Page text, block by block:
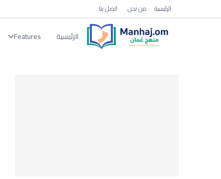
الرئيسية من نحن اتصل بنا
الرئيسية Features